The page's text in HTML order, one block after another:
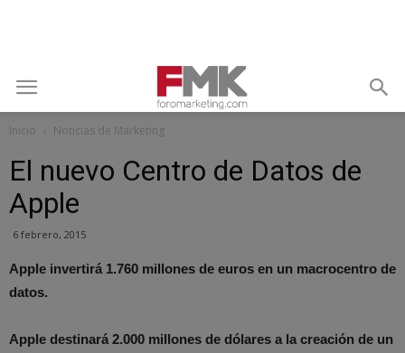
Inicio Noticias de Marketing
El nuevo Centro de Datos de
Apple
6 febrero, 2015
Apple invertirá 1.760 millones de euros en un macrocentro de
datos.
Apple destinará 2.000 millones de dólares a la creación de un